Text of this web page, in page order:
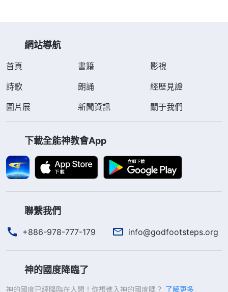
網站導航
首頁 書籍
影視
詩歌
朗誦
經歷見證
圖片展
新聞資訊 關于我們
下載全能神教會App
聯繫我們
+886-978-777-179 info@godfootsteps.org
神的國度降臨了
神的國度已經降臨在人間！你想進入神的國度嗎？ 了解更多